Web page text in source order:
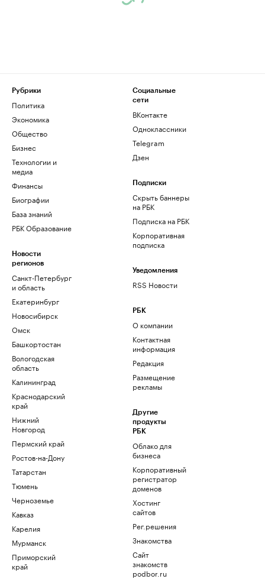
Рубрики
Политика
Экономика
Общество
Бизнес
Технологии и
медиа
Финансы
Биографии
База знаний
РБК Образование
Новости
регионов
Санкт-Петербург
и область
Екатеринбург
Новосибирск
Омск
Башкортостан
Вологодская
область
Калининград
Краснодарский
край
Нижний
Новгород
Пермский край
Ростов-на-Дону
Татарстан
Тюмень
Черноземье
Кавказ
Карелия
Мурманск
Приморский
край
Социальные
сети
ВКонтакте
Одноклассники
Telegram
Дзен
Подписки
Скрыть баннеры
на РБК
Подписка на РБК
Корпоративная
подписка
Уведомления
RSS Новости
РБК
О компании
Контактная
информация
Редакция
Размещение
рекламы
Другие
продукты
РБК
Облако для
бизнеса
Корпоративный
регистратор
доменов
Хостинг
сайтов
Рег.решения
Знакомства
Сайт
знакомств
podbor.ru